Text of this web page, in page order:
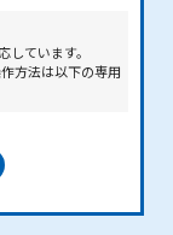
ています。
方法は以下の専用